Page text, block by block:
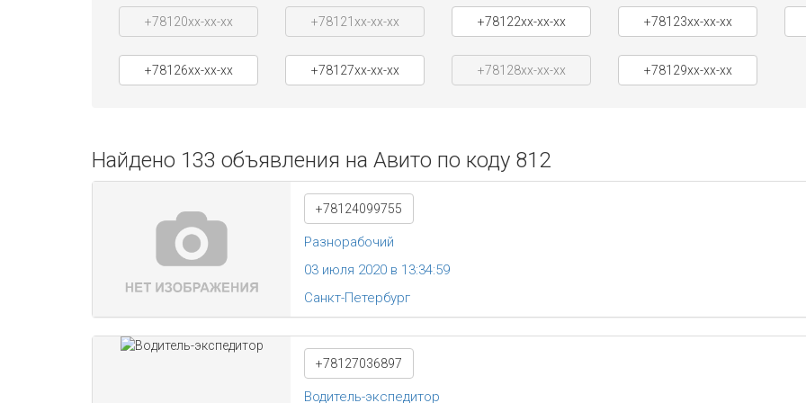
+78120xx-xx-xx +78121xx-xx-xx +78122xx-xx-xx +78123xx-xx-xx
+78126xx-xx-xx +78127xx-xx-xx +78128xx-xx-xx +78129xx-xx-xx
Найдено 133 объявления на Авито по коду 812
+78124099755
Разнорабочий
03 июля 2020 в 13:34:59
Санкт-Петербург
+78127036897
Водитель-экспедитор